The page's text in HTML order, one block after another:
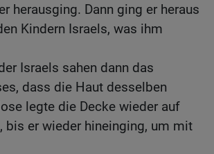
herausging. Dann ging er heraus
Kindern Israels, was ihm
Israels sahen dann das
dass die Haut desselben
legte die Decke wieder auf
bis er wieder hineinging, um mit